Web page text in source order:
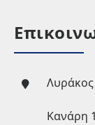
Λυράκος
Κανάρη